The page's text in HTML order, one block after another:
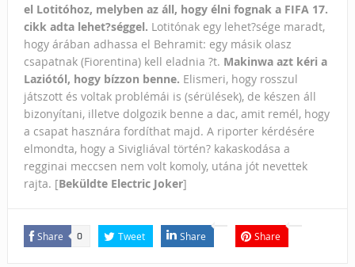
el Lotitóhoz, melyben az áll, hogy élni fognak a FIFA 17.
cikk adta lehet?séggel. Lotitónak egy lehet?sége maradt,
hogy árában adhassa el Behramit: egy másik olasz
csapatnak (Fiorentina) kell eladnia ?t. Makinwa azt kéri a
Laziótól, hogy bízzon benne. Elismeri, hogy rosszul
játszott és voltak problémái is (sérülések), de készen áll
bizonyítani, illetve dolgozik benne a dac, amit remél, hogy
a csapat hasznára fordíthat majd. A riporter kérdésére
elmondta, hogy a Sivigliával történ? kakaskodása a
regginai meccsen nem volt komoly, utána jót nevettek
rajta. [Beküldte Electric Joker]
Share 0 Tweet Share Share